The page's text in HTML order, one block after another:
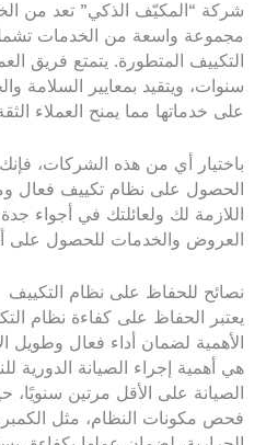
شركة “المكيّف الذكي” تعد من
مجموعة واسعة من الخدمات
التكييف المتطورة. يتمتع فريق
سنوات، ويتقيد بمعايير السلامة
على خدماتها مما يمنح العملاء
باختيار أي من هذه الشركات،
الحصول على نظام تكييف فعال
اللازمة لك ولعائلتك في أجواء
العروض والخدمات للحصول على
نصائح للحفاظ على نظام التكييف
يعتبر الحفاظ على كفاءة نظام
الأهمية لضمان أداء فعال وطويل
هي أهمية إجراء الصيانة
الصيانة على الأقل مرتين
فحص مكونات النظام، مثل